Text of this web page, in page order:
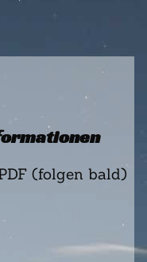
(folgen bald)